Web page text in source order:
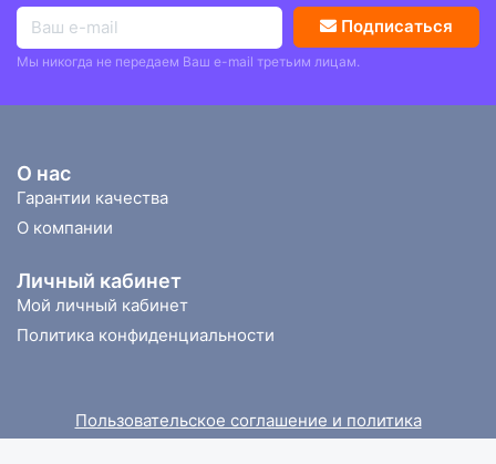
Подписаться
Мы никогда не передаем Ваш e-mail третьим лицам.
О нас
Гарантии качества
О компании
Личный кабинет
Мой личный кабинет
Политика конфиденциальности
Пользовательское соглашение и политика
конфиденциальности